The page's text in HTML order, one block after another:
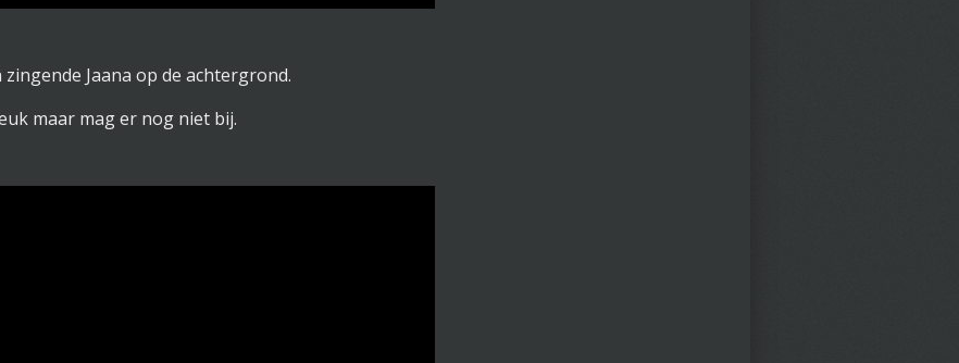
Jaana op de achtergrond.
maar mag er nog niet bij.